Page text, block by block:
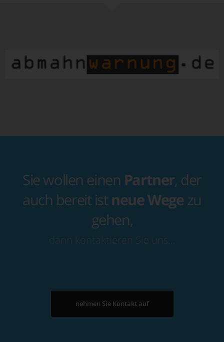
Sie wollen einen Partner, der
auch bereit ist neue Wegezu
gehen,
dann kontaktieren Sie uns…
nehmen Sie Kontakt auf